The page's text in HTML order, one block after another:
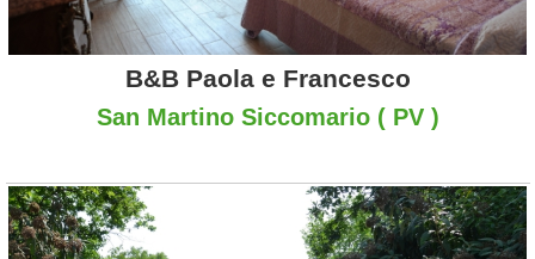
B&B Paola e Francesco
San Martino Siccomario ( PV )